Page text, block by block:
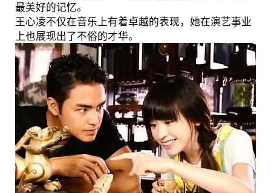
最美好的记忆。
王心凌不仅在音乐上有着卓越的表现，她在演艺事业
上也展现出了不俗的才华。